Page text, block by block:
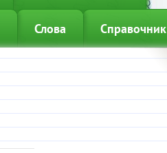
Слова Справочник